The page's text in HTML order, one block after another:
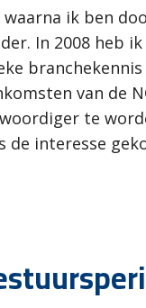
ik ben
In 2008 heb
van de
te
de interesse